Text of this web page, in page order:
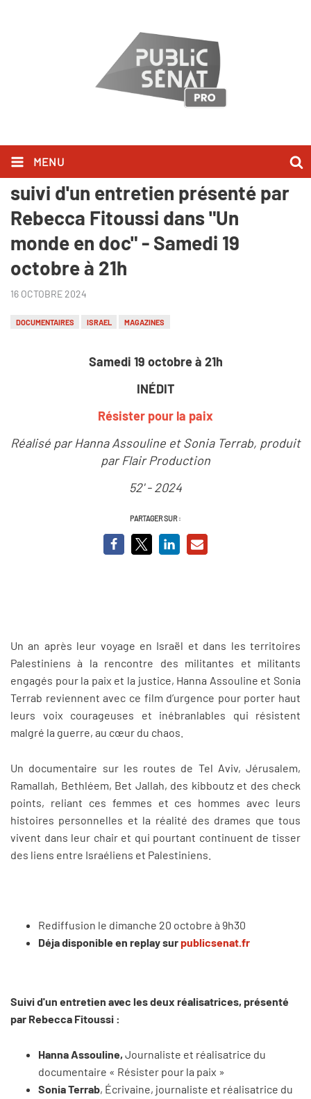
MENU
Inédit - "Résister pour la paix",
suivi d'un entretien présenté par
Rebecca Fitoussi dans "Un
monde en doc" - Samedi 19
octobre à 21h
16 OCTOBRE 2024
DOCUMENTAIRES ISRAEL MAGAZINES
Samedi 19 octobre à 21h
INÉDIT
Résister pour la paix
Réalisé par Hanna Assouline et Sonia Terrab, produit
par Flair Production
52' - 2024
PARTAGER SUR :
Un an après leur voyage en Israël et dans les territoires
Palestiniens à la rencontre des militantes et militants
engagés pour la paix et la justice, Hanna Assouline et Sonia
Terrab reviennent avec ce film d’urgence pour porter haut
leurs voix courageuses et inébranlables qui résistent
malgré la guerre, au cœur du chaos.
Un documentaire sur les routes de Tel Aviv, Jérusalem,
Ramallah, Bethléem, Bet Jallah, des kibboutz et des check
points, reliant ces femmes et ces hommes avec leurs
histoires personnelles et la réalité des drames que tous
vivent dans leur chair et qui pourtant continuent de tisser
des liens entre Israéliens et Palestiniens.
Rediffusion le dimanche 20 octobre à 9h30
Déja disponible en replay surpublicsenat.fr
Suivi d'un entretien avec les deux réalisatrices, présenté
par Rebecca Fitoussi :
Hanna Assouline, Journaliste et réalisatrice du
documentaire « Résister pour la paix »
Sonia Terrab, Écrivaine, journaliste et réalisatrice du